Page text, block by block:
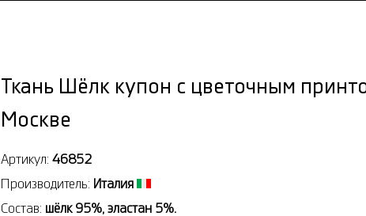
Ткань Шёлк купон с цветочным
Москве
Артикул: 46852
Производитель: Италия
Состав: шёлк 95%, эластан 5%.